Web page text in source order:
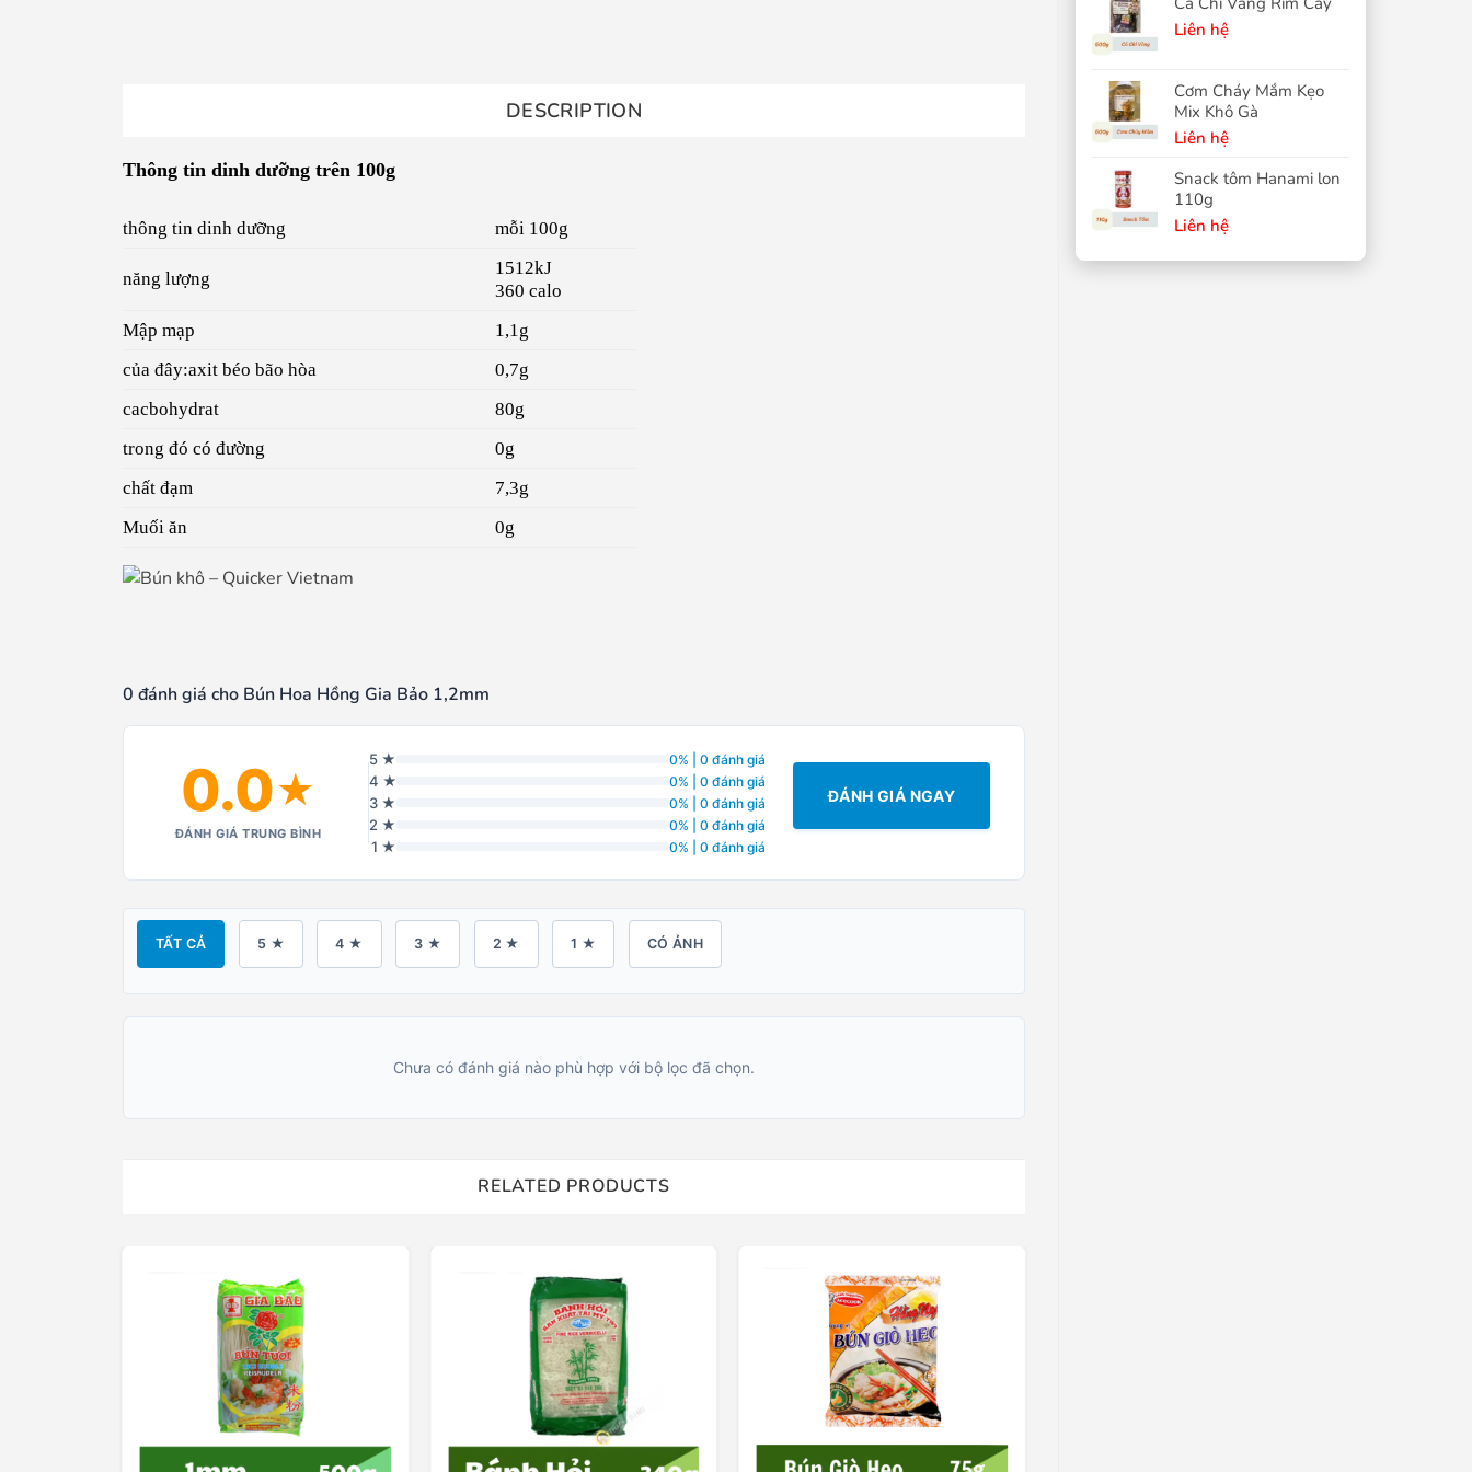
Liên hệ
Cơm Cháy Mắm Kẹo
Mix Khô Gà
Liên hệ
Snack tôm Hanami lon
110g
Liên hệ
DESCRIPTION
Thông tin dinh dưỡng trên 100g
thông tin dinh dưỡng mỗi 100g
năng lượng
1512kJ
360 calo
Mập mạp
1,1g
của đây:axit béo bão hòa
0,7g
cacbohydrat
80g
trong đó có đường
0g
chất đạm
7,3g
Muối ăn
0g
0 đánh giá cho Bún Hoa Hồng Gia Bảo 1,2mm
0.0★
ĐÁNH GIÁ TRUNG BÌNH
5 ★ 0% | 0 đánh giá
4 ★ 0% | 0 đánh giá
3 ★ 0% | 0 đánh giá
2 ★ 0% | 0 đánh giá
1 ★ 0% | 0 đánh giá
ĐÁNH GIÁ NGAY
TẤT CẢ 5 ★ 4 ★ 3 ★ 2 ★ 1 ★ CÓ ẢNH
Chưa có đánh giá nào phù hợp với bộ lọc đã chọn.
RELATED PRODUCTS